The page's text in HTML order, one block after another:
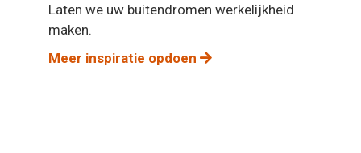
Laten we uw buitendromen werkelijkheid
maken.
Meer inspiratie opdoen